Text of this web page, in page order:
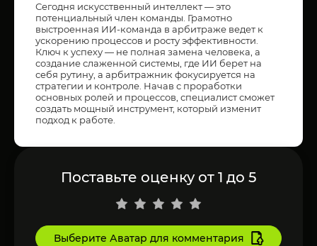
Сегодня искусственный интеллект — это
потенциальный член команды. Грамотно
выстроенная ИИ-команда в арбитраже ведет к
ускорению процессов и росту эффективности.
Ключ к успеху — не полная замена человека, а
создание слаженной системы, где ИИ берет на
себя рутину, а арбитражник фокусируется на
стратегии и контроле. Начав с проработки
основных ролей и процессов, специалист сможет
создать мощный инструмент, который изменит
подход к работе.
Поставьте оценку от 1 до 5
Выберите Аватар для комментария